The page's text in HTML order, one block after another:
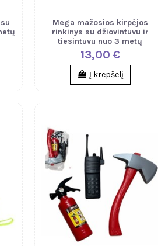
Mega mažosios kirpėjos
rinkinys su džiovintuvu ir
tiesintuvu nuo 3 metų
13,00 €
Į krepšelį